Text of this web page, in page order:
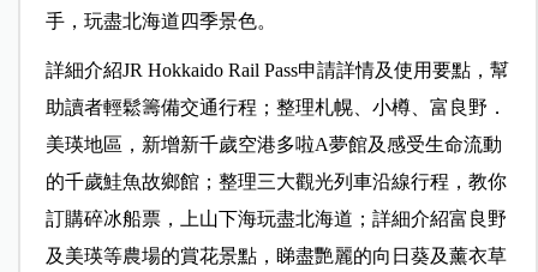
手，玩盡北海道四季景色。
詳細介紹JR Hokkaido Rail Pass申請詳情及使用要點，幫
助讀者輕鬆籌備交通行程；整理札幌、小樽、富良野．
美瑛地區，新增新千歲空港多啦A夢館及感受生命流動
的千歲鮭魚故鄉館；整理三大觀光列車沿線行程，教你
訂購碎冰船票，上山下海玩盡北海道；詳細介紹富良野
及美瑛等農場的賞花景點，睇盡艷麗的向日葵及薰衣草